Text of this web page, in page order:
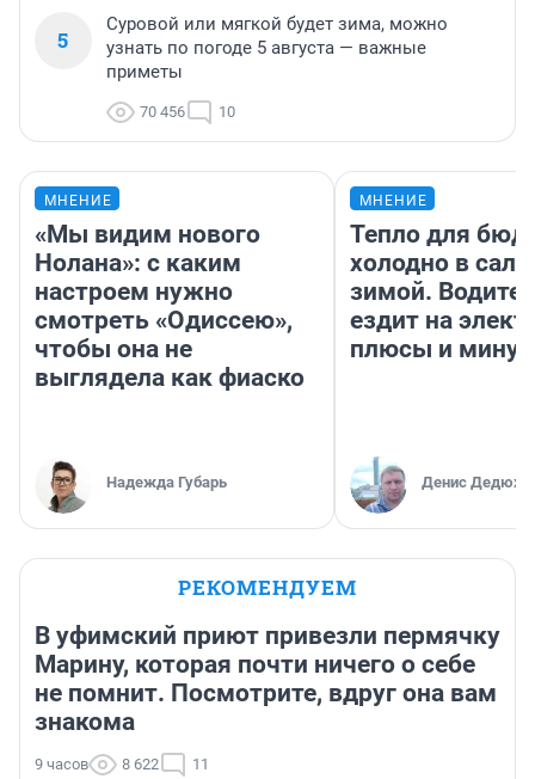
5
Суровой или мягкой будет зима, можно
узнать по погоде 5 августа — важные
приметы
70 456 10
МНЕНИЕ
«Мы видим нового
Нолана»: с каким
настроем нужно
смотреть «Одиссею»,
чтобы она не
выглядела как фиаско
Надежда Губарь
МНЕНИЕ
Тепло для
холодно в
зимой.
ездит на
плюсы и
Денис
РЕКОМЕНДУЕМ
В уфимский приют привезли пермячку
Марину, которая почти ничего о себе
не помнит. Посмотрите, вдруг она вам
знакома
9 часов 8 622 11